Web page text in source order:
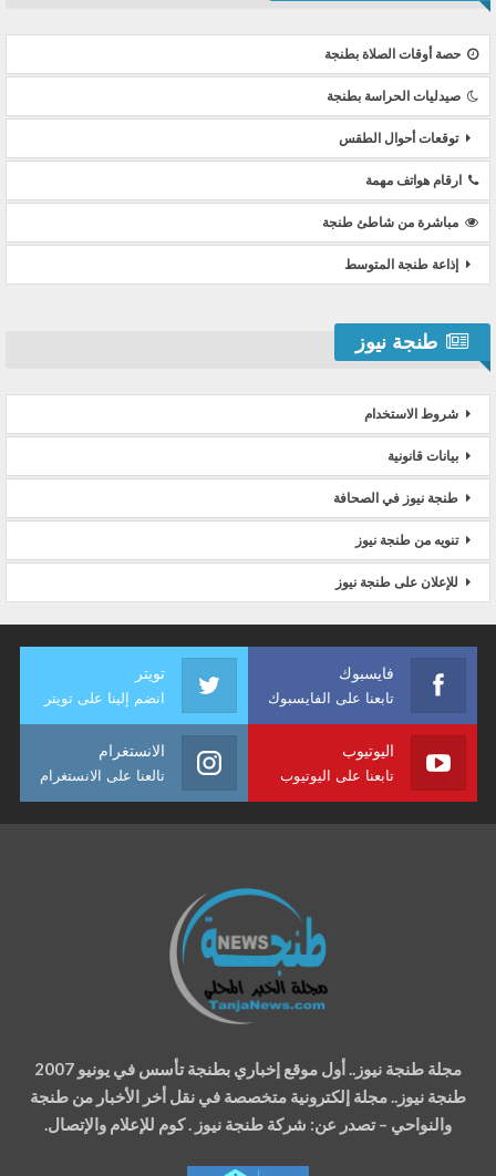
حصة أوقات الصلاة بطنجة
صيدليات الحراسة بطنجة
توقعات أحوال الطقس
ارقام هواتف مهمة
مباشرة من شاطئ طنجة
إذاعة طنجة المتوسط
طنجة نيوز
شروط الاستخدام
بيانات قانونية
طنجة نيوز في الصحافة
تنويه من طنجة نيوز
للإعلان على طنجة نيوز
فايسبوك
تابعنا على الفايسبوك
تويتر
انضم إلينا على تويتر
اليوتيوب
تابعنا على اليوتيوب
الانستغرام
تالعنا على الانستغرام
مجلة طنجة نيوز.. أول موقع إخباري بطنجة تأسس في يونيو 2007
طنجة نيوز.. مجلة إلكترونية متخصصة في نقل أخر الأخبار من طنجة
والنواحي – تصدر عن: شركة طنجة نيوز . كوم للإعلام والإتصال.